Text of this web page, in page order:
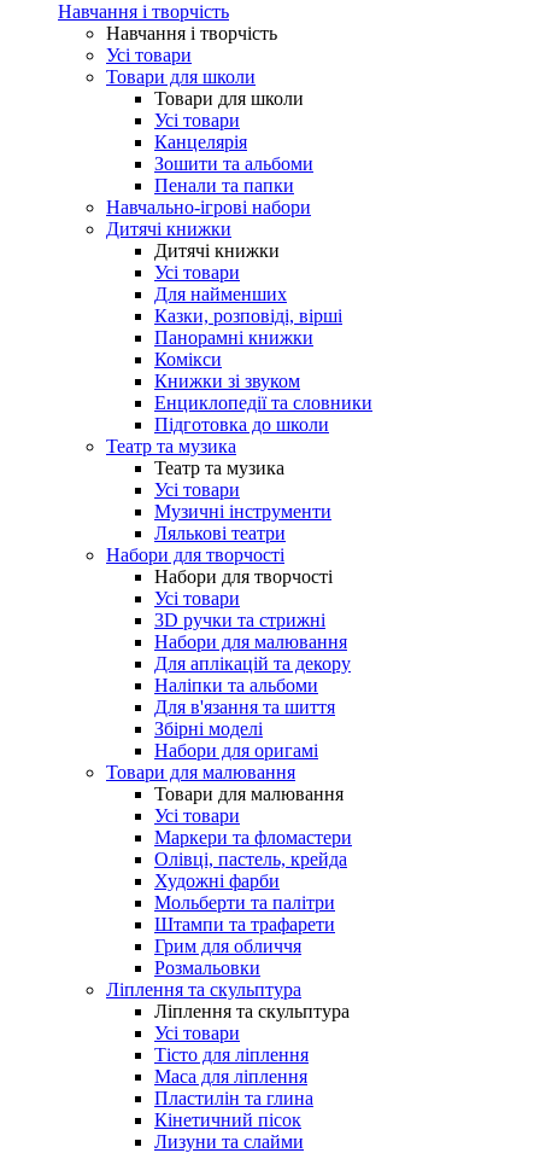
Навчання і творчість
Навчання і творчість
Усі товари
Товари для школи
Товари для школи
Усі товари
Канцелярія
Зошити та альбоми
Пенали та папки
Навчально-ігрові набори
Дитячі книжки
Дитячі книжки
Усі товари
Для найменших
Казки, розповіді, вірші
Панорамні книжки
Комікси
Книжки зі звуком
Енциклопедії та словники
Підготовка до школи
Театр та музика
Театр та музика
Усі товари
Музичні інструменти
Лялькові театри
Набори для творчості
Набори для творчості
Усі товари
3D ручки та стрижні
Набори для малювання
Для аплікацій та декору
Наліпки та альбоми
Для в'язання та шиття
Збірні моделі
Набори для оригамі
Товари для малювання
Товари для малювання
Усі товари
Маркери та фломастери
Олівці, пастель, крейда
Художні фарби
Мольберти та палітри
Штампи та трафарети
Грим для обличчя
Розмальовки
Ліплення та скульптура
Ліплення та скульптура
Усі товари
Тісто для ліплення
Маса для ліплення
Пластилін та глина
Кінетичний пісок
Лизуни та слайми